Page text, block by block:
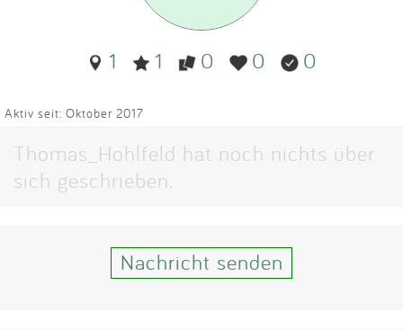
Blog
Partner
Impressum
1 1 0 0 0
Aktiv seit: Oktober 2017
Thomas_Hohlfeld hat noch nichts über
sich geschrieben.
Nachricht senden